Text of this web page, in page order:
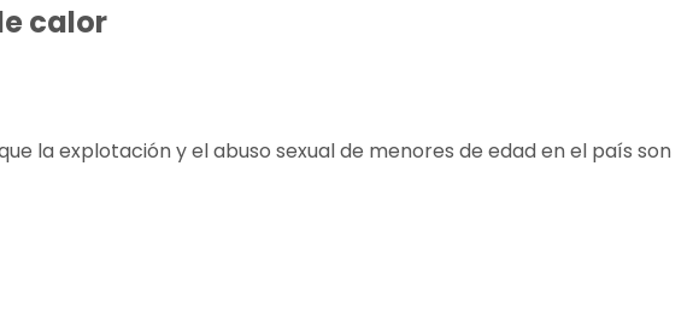
calor
la explotación y el abuso sexual de menores de edad en el país son